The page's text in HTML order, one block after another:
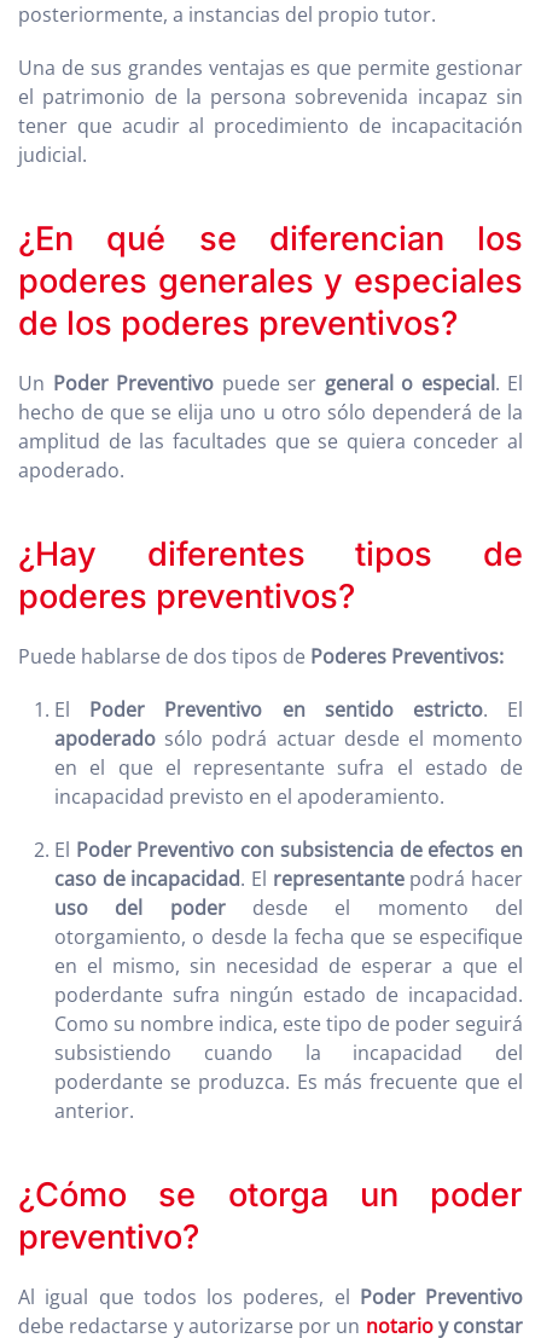
posteriormente, a instancias del propio tutor.
Una de sus grandes ventajas es que permite gestionar
el patrimonio de la persona sobrevenida incapaz sin
tener que acudir al procedimiento de incapacitación
judicial.
¿En qué se diferencian los
poderes generales y especiales
de los poderes preventivos?
Un Poder Preventivo puede ser general o especial. El
hecho de que se elija uno u otro sólo dependerá de la
amplitud de las facultades que se quiera conceder al
apoderado.
¿Hay diferentes tipos de
poderes preventivos?
Puede hablarse de dos tipos de Poderes Preventivos:
El Poder Preventivo en sentido estricto. El
apoderado sólo podrá actuar desde el momento
en el que el representante sufra el estado de
incapacidad previsto en el apoderamiento.
El Poder Preventivo con subsistencia de efectos en
caso de incapacidad. El representantepodrá hacer
uso del poderdesde el momento del
otorgamiento, o desde la fecha que se especifique
en el mismo, sin necesidad de esperar a que el
poderdante sufra ningún estado de incapacidad.
Como su nombre indica, este tipo de poder seguirá
subsistiendo cuando la incapacidad del
poderdante se produzca. Es más frecuente que el
anterior.
¿Cómo se otorga un poder
preventivo?
Al igual que todos los poderes, el Poder Preventivo
debe redactarse y autorizarse por un notarioy constar